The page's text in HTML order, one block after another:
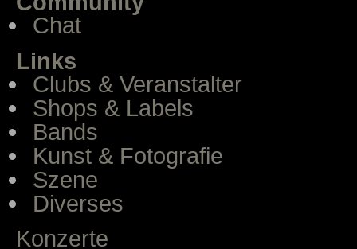
Chat
Links
Clubs & Veranstalter
Shops & Labels
Bands
Kunst & Fotografie
Szene
Diverses
Konzerte